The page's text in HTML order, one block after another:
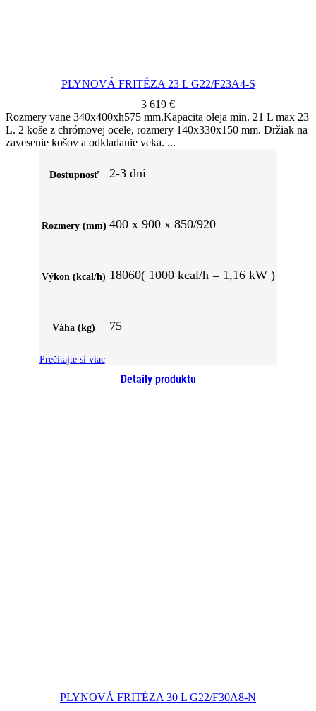
PLYNOVÁ FRITÉZA 23 L G22/F23A4-S
3 619 €
Detaily produktu
Rozmery vane 340x400xh575 mm.Kapacita oleja min. 21 L max 23
L. 2 koše z chrómovej ocele, rozmery 140x330x150 mm. Držiak na
zavesenie košov a odkladanie veka.
Dostupnosť 2-3 dni
Rozmery (mm) 400 x 900 x 850/920
Výkon (kcal/h) 18060( 1000 kcal/h = 1,16 kW )
Váha (kg) 75
Prečítajte si viac
PLYNOVÁ FRITÉZA 30 L G22/F30A8-N